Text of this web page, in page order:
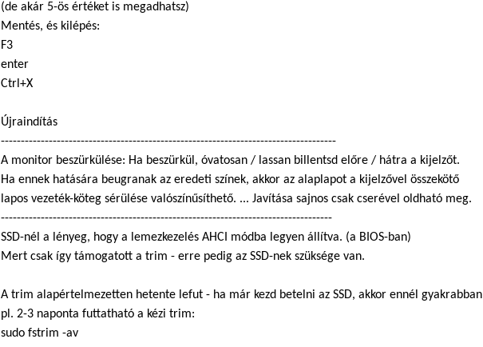
(de akár 5-ös értéket is megadhatsz)
Mentés, és kilépés:
F3
enter
Ctrl+X
Újraindítás
------------------------------------------------------------------------------------
A monitor beszürkülése: Ha beszürkül, óvatosan / lassan billentsd előre / hátra a kijelzőt.
Ha ennek hatására beugranak az eredeti színek, akkor az alaplapot a kijelzővel összekötő
lapos vezeték-köteg sérülése valószínűsíthető. ... Javítása sajnos csak cserével oldható meg.
-----------------------------------------------------------------------------------
SSD-nél a lényeg, hogy a lemezkezelés AHCI módba legyen állítva. (a BIOS-ban)
Mert csak így támogatott a trim - erre pedig az SSD-nek szüksége van.
A trim alapértelmezetten hetente lefut - ha már kezd betelni az SSD, akkor ennél gyakrabban
pl. 2-3 naponta futtatható a kézi trim:
sudo fstrim -av